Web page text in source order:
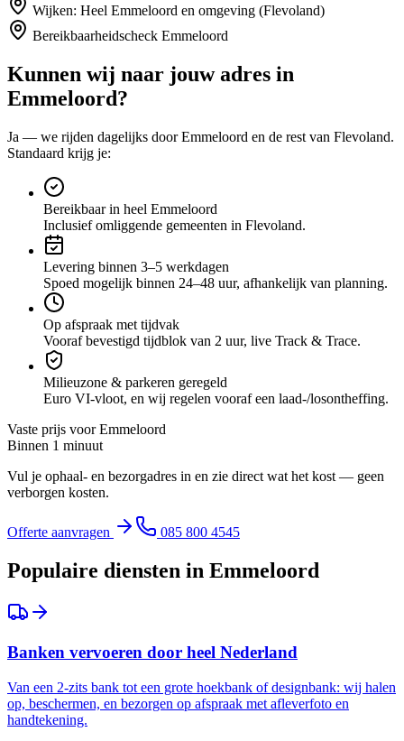
Wijken: Heel Emmeloord en omgeving (Flevoland)
Bereikbaarheidscheck Emmeloord
Kunnen wij naar jouw adres in
Emmeloord?
Ja — we rijden dagelijks doorEmmeloord en de rest van Flevoland.
Standaard krijg je:
Bereikbaar in heel Emmeloord
Inclusief omliggende gemeenten in Flevoland.
Levering binnen 3–5 werkdagen
Spoed mogelijk binnen 24–48 uur, afhankelijk van planning.
Op afspraak met tijdvak
Vooraf bevestigd tijdblok van 2 uur, live Track & Trace.
Milieuzone & parkeren geregeld
Euro VI-vloot, en wij regelen vooraf een laad-/losontheffing.
Vaste prijs voorEmmeloord
Binnen 1 minuut
Vul je ophaal- en bezorgadres in en zie direct wat het kost — geen
verborgen kosten.
Offerte aanvragen 085 800 4545
Populaire diensten in Emmeloord
Banken vervoeren door heel Nederland
Van een 2-zits bank tot een grote hoekbank of designbank: wij halen
op, beschermen, en bezorgen op afspraak met afleverfoto en
handtekening.